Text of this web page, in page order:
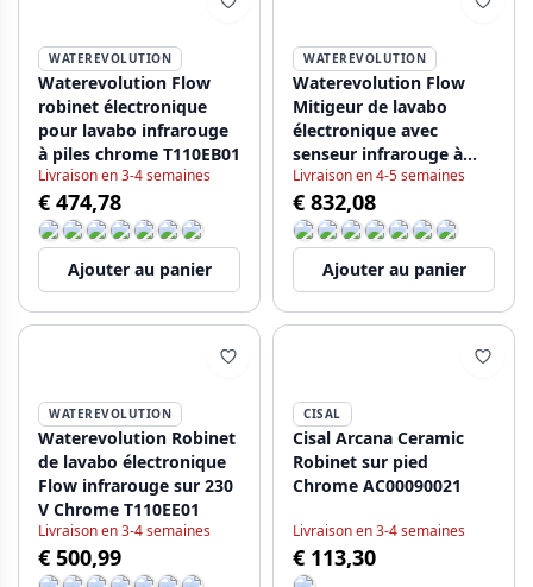
WATEREVOLUTION
Waterevolution Flow
robinet électronique
pour lavabo infrarouge
à piles chrome T110EB01
Livraison en 3-4 semaines
€ 474,78
Ajouter au panier
WATEREVOLUTION
Waterevolution Flow
Mitigeur de lavabo
électronique avec
senseur infrarouge à
batterie Acier
inoxydable T110EIE
Livraison en 4-5 semaines
€ 832,08
Ajouter au panier
WATEREVOLUTION
Waterevolution Robinet
de lavabo électronique
Flow infrarouge sur 230
V Chrome T110EE01
Livraison en 3-4 semaines
€ 500,99
CISAL
Cisal Arcana Ceramic
Robinet sur pied
Chrome AC00090021
Livraison en 3-4 semaines
€ 113,30